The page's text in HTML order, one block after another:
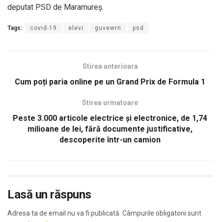
deputat PSD de Maramureș.
Tags: covid-19 elevi guvewrn psd
Stirea anterioara
Cum poți paria online pe un Grand Prix de Formula 1
Stirea urmatoare
Peste 3.000 articole electrice şi electronice, de 1,74
milioane de lei, fără documente justificative,
descoperite într-un camion
Lasă un răspuns
Adresa ta de email nu va fi publicată. Câmpurile obligatorii sunt